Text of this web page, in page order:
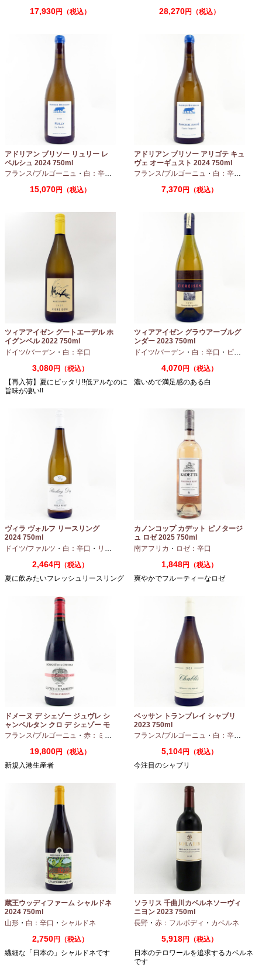
17,930円（税込） 28,270円（税込）
アドリアン ブリソー リュリー レ
ペルシュ 2024 750ml
フランス/ブルゴーニュ ・ 白：辛口 シャルドネ
15,070円（税込）
アドリアン ブリソー アリゴテ キュ
ヴェ オーギュスト 2024 750ml
フランス/ブルゴーニュ ・ 白：辛口
7,370円（税込）
ツィアアイゼン グートエーデル ホ
イグンベル 2022 750ml
ドイツ/バーデン ・ 白：辛口
3,080円（税込）
【再入荷】夏にピッタリ!!低アルなのに
旨味が凄い!!
ツィアアイゼン グラウアーブルグ
ンダー 2023 750ml
ドイツ/バーデン ・ 白：辛口 ・ ピノグリ
4,070円（税込）
濃いめで満足感のある白
ヴィラ ヴォルフ リースリング
2024 750ml
ドイツ/ファルツ ・ 白：辛口 ・ リースリング
2,464円（税込）
夏に飲みたいフレッシュリースリング
カノンコップ カデット ピノタージ
ュ ロゼ 2025 750ml
南アフリカ ・ ロゼ：辛口
1,848円（税込）
爽やかでフルーティーなロゼ
ドメーヌ デ シェゾー ジュヴレ シ
ャンベルタン クロ デ シェゾー モ
ノポール 2023 750ml
フランス/ブルゴーニュ ・ 赤：ミディアムボディ ・ピノノワール
19,800円（税込）
新規入港生産者
ベッサン トランブレイ シャブリ
2023 750ml
フランス/ブルゴーニュ ・ 白：辛口
5,104円（税込）
今注目のシャブリ
蔵王ウッディファーム シャルドネ
2024 750ml
山形 ・ 白：辛口 ・ シャルドネ
2,750円（税込）
繊細な「日本の」シャルドネです
ソラリス 千曲川カベルネソーヴィ
ニヨン 2023 750ml
長野 ・ 赤：フルボディ ・ カベルネ
5,918円（税込）
日本のテロワールを追求するカベルネ
です